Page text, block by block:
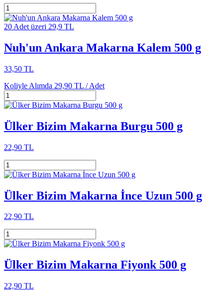
20 Adet üzeri 29,9 TL
Nuh'un Ankara Makarna Kalem 500 g
33,50 TL
Koliyle Alımda 29,90 TL /Adet
Ülker Bizim Makarna Burgu 500 g
22,90 TL
Ülker Bizim Makarna İnce Uzun 500 g
22,90 TL
Ülker Bizim Makarna Fiyonk 500 g
22,90 TL